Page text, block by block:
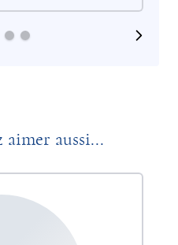
aimer aussi...